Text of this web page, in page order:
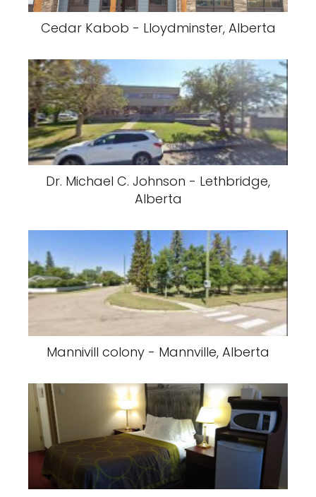
Cedar Kabob - Lloydminster, Alberta
Dr. Michael C. Johnson - Lethbridge,
Alberta
Mannivill colony - Mannville, Alberta